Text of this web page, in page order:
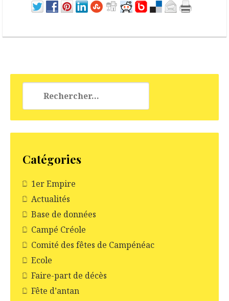
Rechercher :
Catégories
1er Empire
Actualités
Base de données
Campé Créole
Comité des fêtes de Campénéac
Ecole
Faire-part de décès
Fête d’antan